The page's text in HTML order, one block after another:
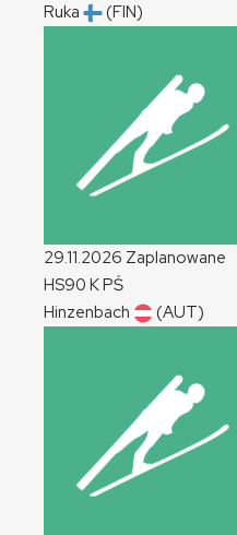
Ruka
(FIN)
29.11.2026 Zaplanowane
HS90 KPŚ
Hinzenbach
(AUT)